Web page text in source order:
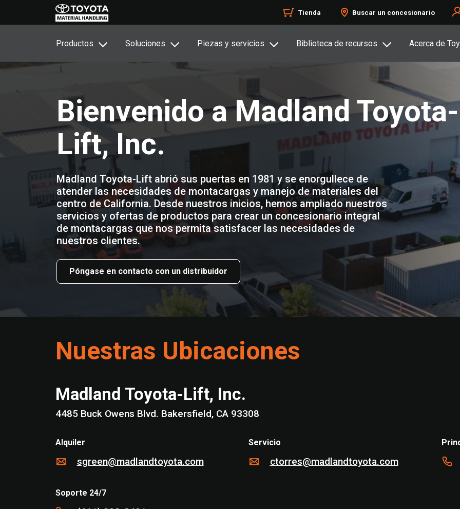
Tienda Buscar un concesionario
Productos Soluciones Piezas y servicios Biblioteca de recursos Acerca de
Bienvenido a Madland Toyota-
Lift, Inc.
Madland Toyota-Lift abrió sus puertas en 1981 y se enorgullece de
atender las necesidades de montacargas y manejo de materiales del
centro de California. Desde nuestros inicios, hemos ampliado nuestros
servicios y ofertas de productos para crear un concesionario integral
de montacargas que nos permita satisfacer las necesidades de
nuestros clientes.
Póngase en contacto con un distribuidor
Nuestras Ubicaciones
Madland Toyota-Lift, Inc.
4485 Buck Owens Blvd. Bakersfield, CA 93308
Alquiler
sgreen@madlandtoyota.com
Servicio
ctorres@madlandtoyota.com
Soporte 24/7